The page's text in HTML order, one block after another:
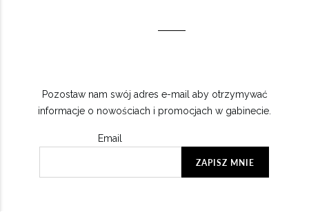
Pozostaw nam swój adres e-mail aby otrzymywać
informacje o nowościach i promocjach w gabinecie.
Email